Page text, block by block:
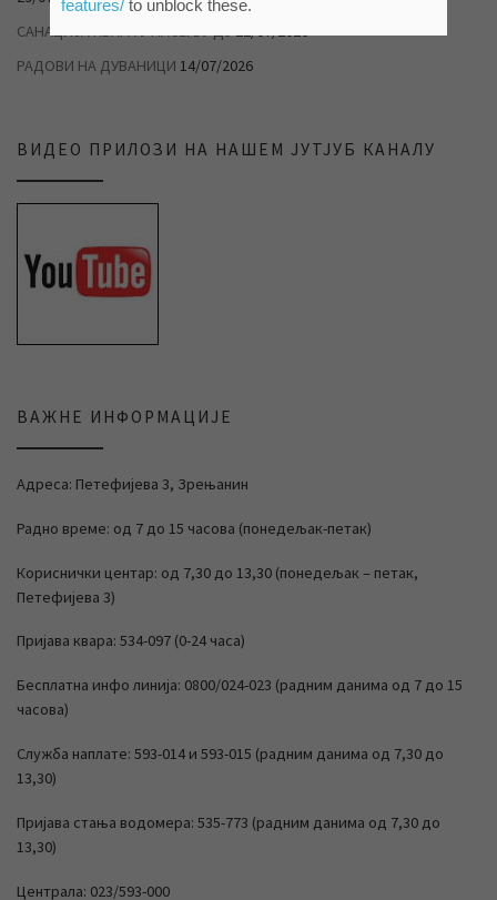
САНАЦИЈА КВАРА У НАСЕЉУ Д322/07/2026
РАДОВИ НА ДУВАНИЦИ 14/07/2026
ВИДЕО ПРИЛОЗИ НА НАШЕМ ЈУТЈУБ КАНАЛУ
ВАЖНЕ ИНФОРМАЦИЈЕ
Адреса: Петефијева 3, Зрењанин
Радно време: од 7 до 15 часова (понедељак-петак)
Кориснички центар: од 7,30 до 13,30 (понедељак – петак,
Петефијева 3)
Пријава квара: 534-097 (0-24 часа)
Бесплатна инфо линија: 0800/024-023 (радним данима од 7 до 15
часова)
Служба наплате: 593-014 и 593-015 (радним данима од 7,30 до
13,30)
Пријава стања водомера: 535-773 (радним данима од 7,30 до
13,30)
Централа: 023/593-000
features/to unblock these.